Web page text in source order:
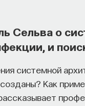
Сельва о
и
системной
Как
мы тратим на